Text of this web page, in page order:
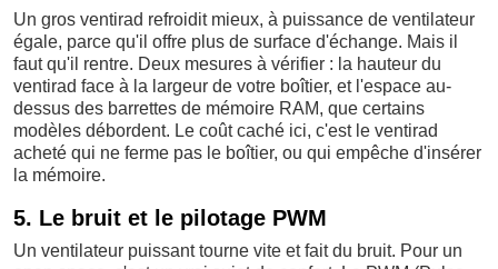
Un gros ventirad refroidit mieux, à puissance de ventilateur
égale, parce qu'il offre plus de surface d'échange. Mais il
faut qu'il rentre. Deux mesures à vérifier : la hauteur du
ventirad face à la largeur de votre boîtier, et l'espace au-
dessus des barrettes de mémoire RAM, que certains
modèles débordent. Le coût caché ici, c'est le ventirad
acheté qui ne ferme pas le boîtier, ou qui empêche d'insérer
la mémoire.
5. Le bruit et le pilotage PWM
Un ventilateur puissant tourne vite et fait du bruit. Pour un